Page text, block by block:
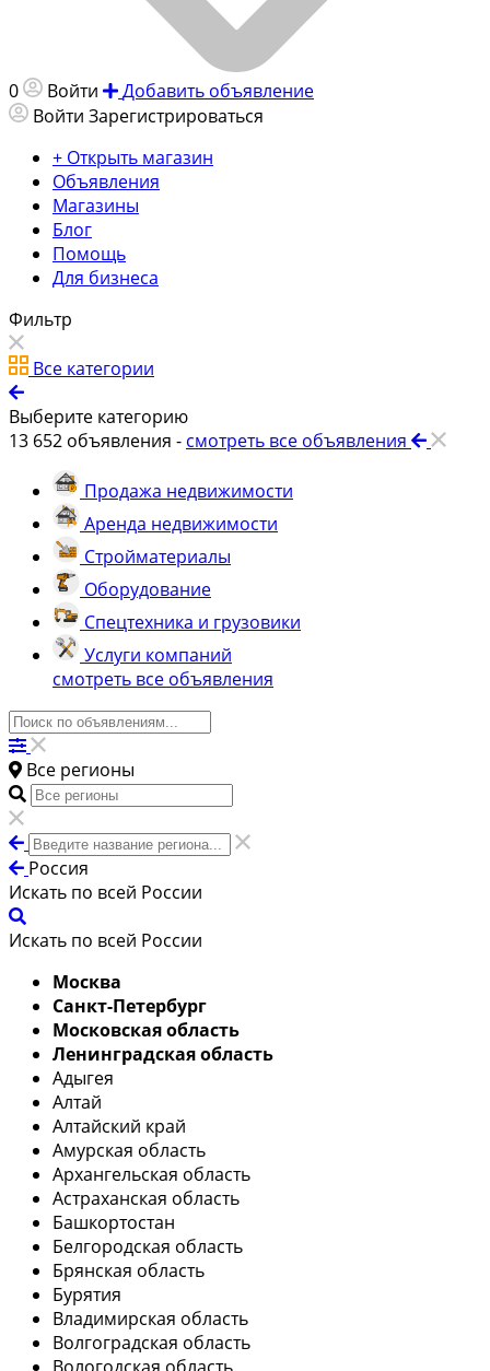
0 Войти
Добавить объявление
Войти Зарегистрироваться
+ Открыть магазин
Объявления
Магазины
Блог
Помощь
Для бизнеса
Фильтр
Все категории
Выберите категорию
13 652 объявления - смотреть все объявления
Продажа недвижимости
Аренда недвижимости
Стройматериалы
Оборудование
Спецтехника и грузовики
Услуги компаний
смотреть все объявления
Все регионы
Россия
Искать по всей России
Искать по всей России
Москва
Санкт-Петербург
Московская область
Ленинградская область
Адыгея
Алтай
Алтайский край
Амурская область
Архангельская область
Астраханская область
Башкортостан
Белгородская область
Брянская область
Бурятия
Владимирская область
Волгоградская область